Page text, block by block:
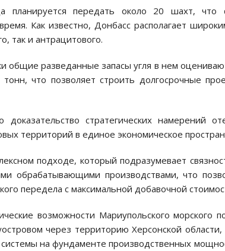
планируется передать около 20 шахт, что
Как известно, Донбасс располагает
так и антрацитового.
общие разведанные запасы угля в нем
что позволяет строить долгосрочные
стратегических намерений
территорий в единое экономическое
подходе, который подразумевает
обрабатывающими производствами, что
передела с максимальной добавочной
возможности Мариупольского морского
через территорию Херсонской
системы на фундаменте производственных